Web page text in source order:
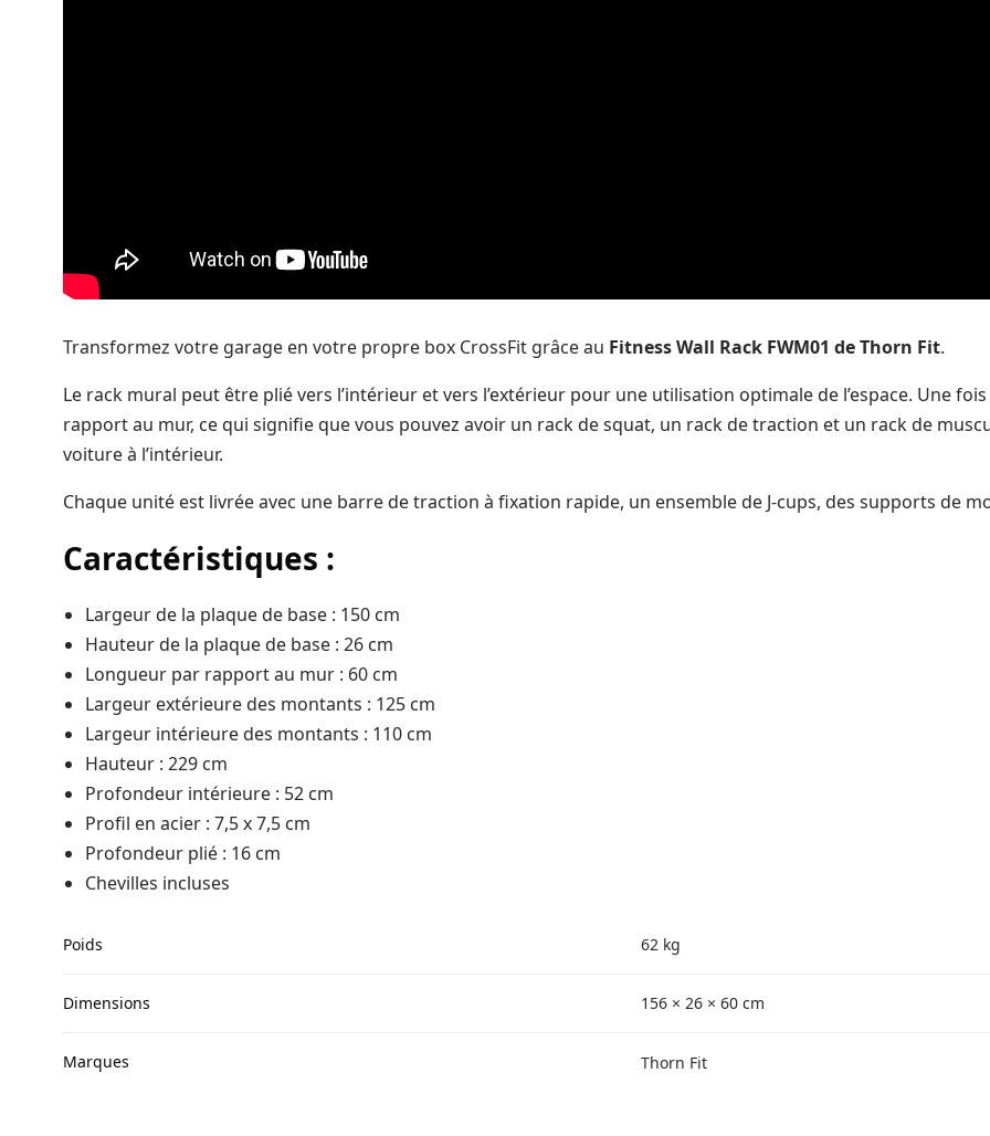
Transformez votre garage en votre propre box CrossFit grâce au Fitness Wall Rack FWM01 de Thorn Fit.
Le rack mural peut être plié vers l’intérieur et vers l’extérieur pour une utilisation optimale de l’espace. Une
rapport au mur, ce qui signifie que vous pouvez avoir un rack de squat, un rack de traction et un rack de
voiture à l’intérieur.
Chaque unité est livrée avec une barre de traction à fixation rapide, un ensemble de J-cups, des supports de
Caractéristiques :
Largeur de la plaque de base : 150 cm
Hauteur de la plaque de base : 26 cm
Longueur par rapport au mur : 60 cm
Largeur extérieure des montants : 125 cm
Largeur intérieure des montants : 110 cm
Hauteur : 229 cm
Profondeur intérieure : 52 cm
Profil en acier : 7,5 x 7,5 cm
Profondeur plié : 16 cm
Chevilles incluses
Poids 62 kg
Dimensions 156 × 26 × 60 cm
Marques Thorn Fit